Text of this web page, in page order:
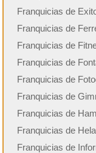
Franquicias de
Franquicias de
Franquicias de
Franquicias de
Franquicias de
Franquicias de
Franquicias de
Franquicias de
Franquicias de